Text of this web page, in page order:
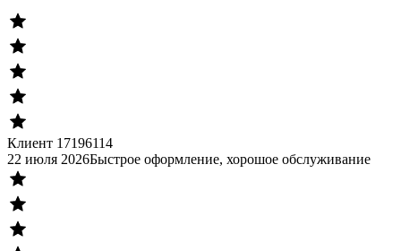
Клиент 17196114
22 июля 2026Быстрое оформление, хорошое обслуживание